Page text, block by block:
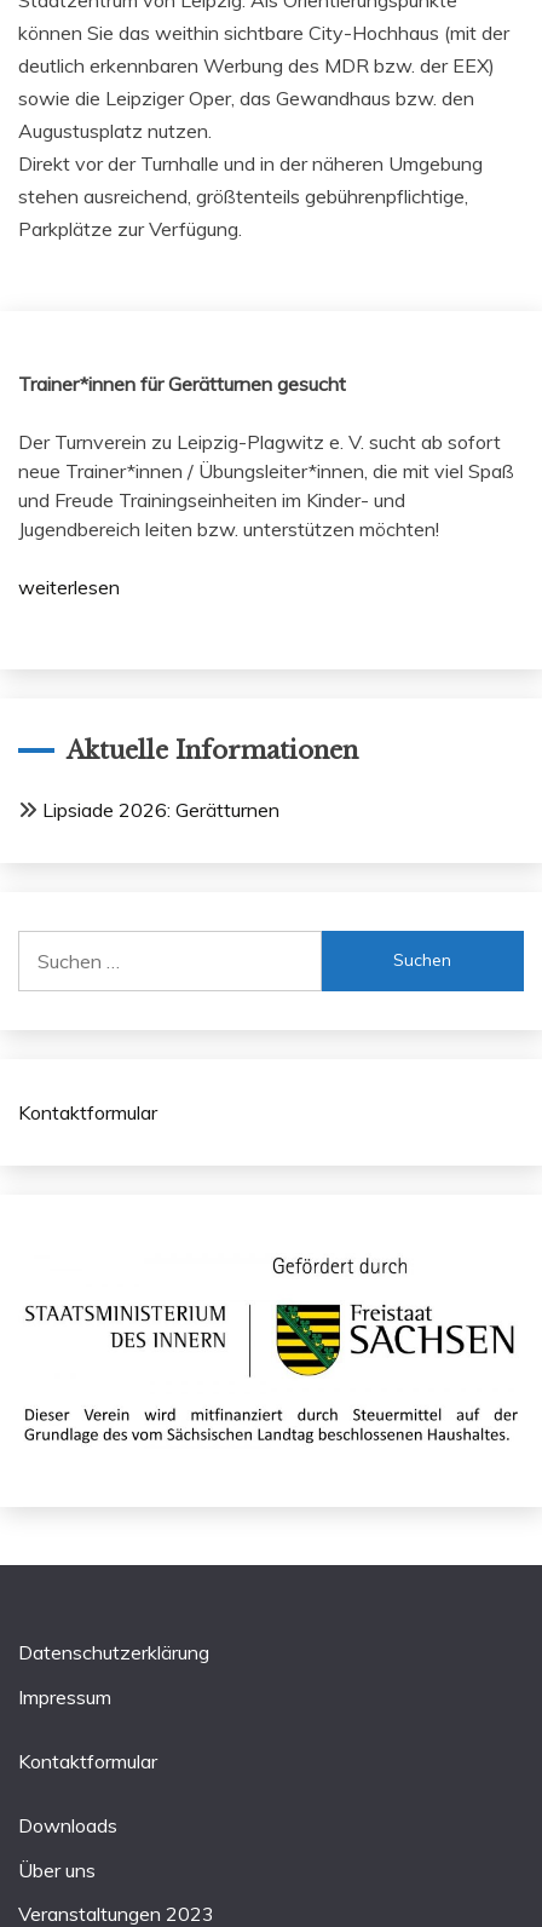
können Sie das weithin sichtbare City-Hochhaus (mit der
deutlich erkennbaren Werbung des MDR bzw. der EEX)
sowie die Leipziger Oper, das Gewandhaus bzw. den
Augustusplatz nutzen.
Direkt vor der Turnhalle und in der näheren Umgebung
stehen ausreichend, größtenteils gebührenpflichtige,
Parkplätze zur Verfügung.
Trainer*innen für Gerätturnen gesucht
Der Turnverein zu Leipzig-Plagwitz e. V. sucht ab sofort
neue Trainer*innen / Übungsleiter*innen, die mit viel Spaß
und Freude Trainingseinheiten im Kinder- und
Jugendbereich leiten bzw. unterstützen möchten!
weiterlesen
Aktuelle Informationen
Lipsiade 2026: Gerätturnen
nach:
Kontaktformular
Datenschutzerklärung
Impressum
Kontaktformular
Downloads
Über uns
Veranstaltungen 2023